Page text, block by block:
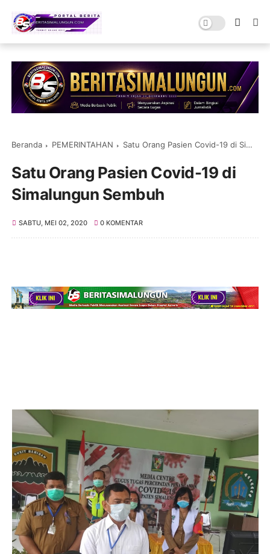
Beranda PEMERINTAHAN Satu Orang Pasien Covid-19 di Simalungun Sembuh
Satu Orang Pasien Covid-19 di
Simalungun Sembuh
SABTU, MEI 02, 2020 0 KOMENTAR